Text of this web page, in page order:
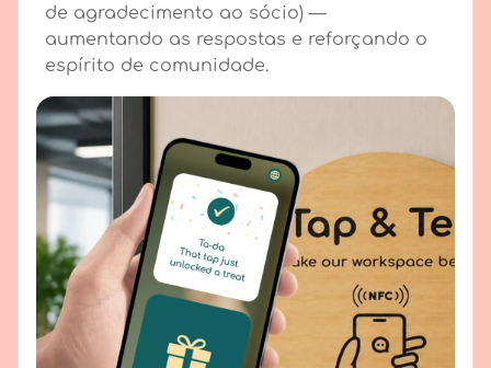
de agradecimento ao sócio) —
aumentando as respostas e reforçando o
espírito de comunidade.